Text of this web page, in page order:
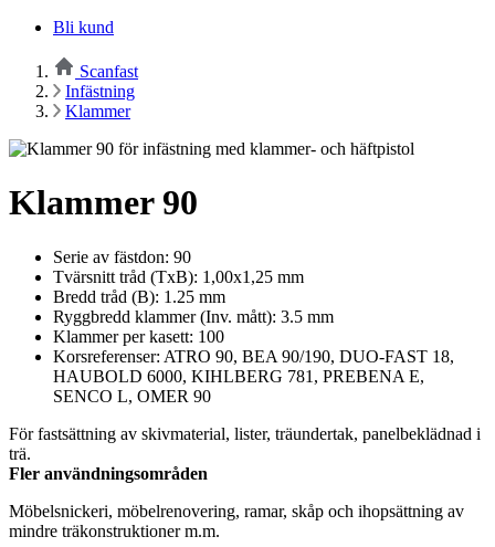
Bli kund
Scanfast
Infästning
Klammer
Klammer 90
Serie av fästdon: 90
Tvärsnitt tråd (TxB): 1,00x1,25 mm
Bredd tråd (B): 1.25 mm
Ryggbredd klammer (Inv. mått): 3.5 mm
Klammer per kasett: 100
Korsreferenser: ATRO 90, BEA 90/190, DUO-FAST 18,
HAUBOLD 6000, KIHLBERG 781, PREBENA E,
SENCO L, OMER 90
För fastsättning av skivmaterial, lister, träundertak, panelbeklädnad i
trä.
Fler användningsområden
Möbelsnickeri, möbelrenovering, ramar, skåp och ihopsättning av
mindre träkonstruktioner m.m.